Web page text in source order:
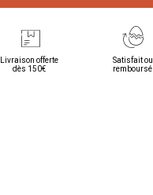
Livraison offerte
dès 150€
Satisfait ou
remboursé